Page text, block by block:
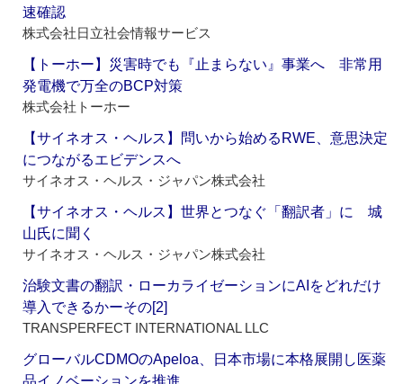
速確認
株式会社日立社会情報サービス
【トーホー】災害時でも『止まらない』事業へ 非常用
発電機で万全のBCP対策
株式会社トーホー
【サイネオス・ヘルス】問いから始めるRWE、意思決定
につながるエビデンスへ
サイネオス・ヘルス・ジャパン株式会社
【サイネオス・ヘルス】世界とつなぐ「翻訳者」に 城
山氏に聞く
サイネオス・ヘルス・ジャパン株式会社
治験文書の翻訳・ローカライゼーションにAIをどれだけ
導入できるかーその[2]
TRANSPERFECT INTERNATIONAL LLC
グローバルCDMOのApeloa、日本市場に本格展開し医薬